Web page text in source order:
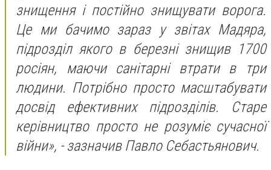
знищення і постійно знищувати ворога.
Це ми бачимо зараз у звітах Мадяра,
підрозділ якого в березні знищив 1700
росіян, маючи санітарні втрати в три
людини. Потрібно просто масштабувати
досвід ефективних підрозділів. Старе
керівництво просто не розуміє сучасної
війни», - зазначив Павло Себастьянович.